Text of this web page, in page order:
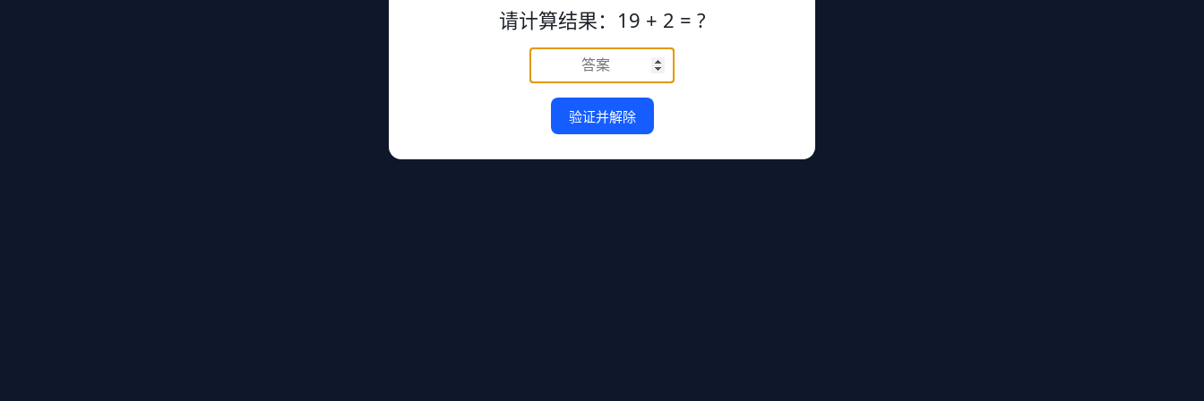
请计算结果：19 + 2 = ?
验证并解除